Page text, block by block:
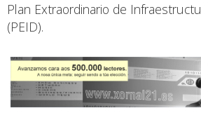
Plan Extraordinario de
(PEID).